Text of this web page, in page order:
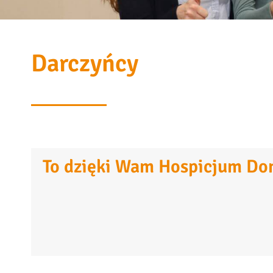
Darczyńcy
To dzięki Wam Hospicjum